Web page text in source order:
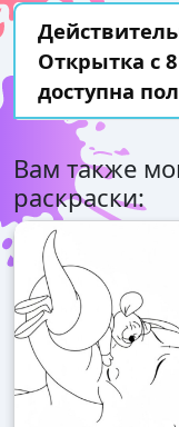
Открытка с
доступна
Вам также
раскраски: